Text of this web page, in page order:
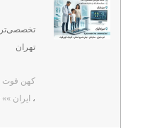
کهن فوت
تلفن: ۰۲۱۴۶۲۹۱۷۴۶
طبی خارپاشنه در
تهران
🔹 اسکن
کهن فوت
، ایران